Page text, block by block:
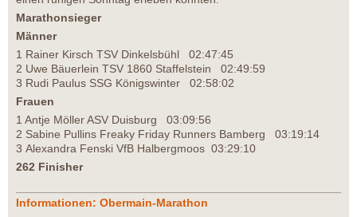
Marathonsieger
Männer
1 Rainer Kirsch TSV Dinkelsbühl 02:47:45
2 Uwe Bäuerlein TSV 1860 Staffelstein 02:49:59
3 Rudi Paulus SSG Königswinter 02:58:02
Frauen
1 Antje Möller ASV Duisburg 03:09:56
2 Sabine Pullins Freaky Friday Runners Bamberg 03:19:14
3 Alexandra Fenski VfB Halbergmoos 03:29:10
262 Finisher
Informationen: Obermain-Marathon